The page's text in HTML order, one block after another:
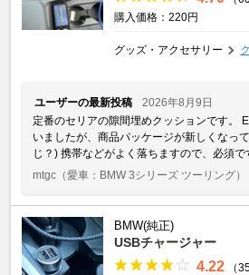
購入価格：220円
グッズ・アクセサリー
ユーザーの最新投稿
2026年8月9日
定番のセリアの隙間埋めクッションです。
いましたが、商品パッケージが新しくなっ
じ？) 携帯などがよく落ちますので、必須で
mtgc （愛車：BMW 3シリーズ ツーリング）
BMW(純正)
USBチャージャー
4.22 （